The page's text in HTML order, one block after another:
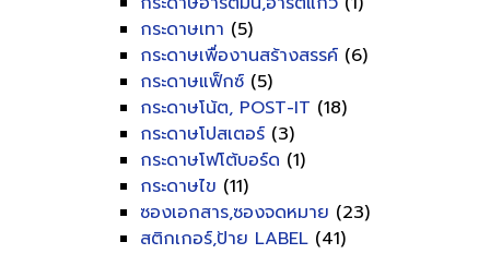
กระดาษเทา (5)
กระดาษเพื่องานสร้างสรรค์ (6)
กระดาษแฟ็กซ์ (5)
กระดาษโน้ต, POST-IT (18)
กระดาษโปสเตอร์ (3)
กระดาษโฟโต้บอร์ด (1)
กระดาษไข (11)
ซองเอกสาร,ซองจดหมาย (23)
สติกเกอร์,ป้าย LABEL (41)